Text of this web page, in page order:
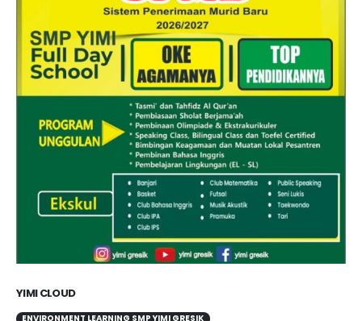
YIMI CLOUD
ENVIRONMENT LEARNING SMP YIMI GRESIK